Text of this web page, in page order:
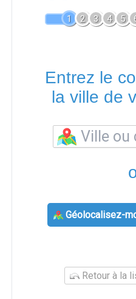
1 2 3 4 5
Entrez le
la ville de
Géolocalisez-
Retour à la